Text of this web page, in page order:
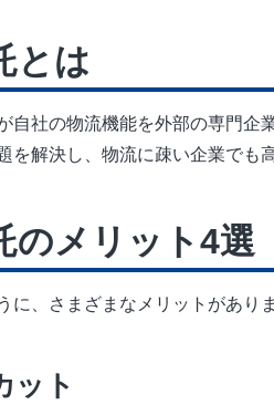
とは
自社の物流機能を外部の専門企
を解決し、物流に疎い企業でも
のメリット4選
に、さまざまなメリットがありま
ット